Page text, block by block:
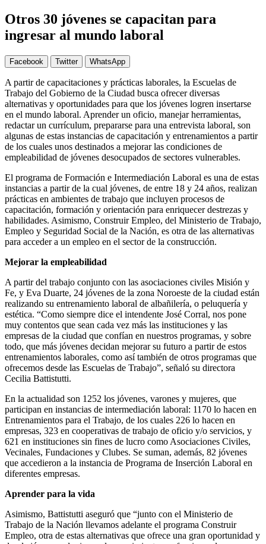
Otros 30 jóvenes se capacitan para
ingresar al mundo laboral
Facebook Twitter WhatsApp
A partir de capacitaciones y prácticas laborales, la Escuelas de
Trabajo del Gobierno de la Ciudad busca ofrecer diversas
alternativas y oportunidades para que los jóvenes logren insertarse
en el mundo laboral. Aprender un oficio, manejar herramientas,
redactar un currículum, prepararse para una entrevista laboral, son
algunas de estas instancias de capacitación y entrenamientos a partir
de los cuales unos destinados a mejorar las condiciones de
empleabilidad de jóvenes desocupados de sectores vulnerables.
El programa de Formación e Intermediación Laboral es una de estas
instancias a partir de la cual jóvenes, de entre 18 y 24 años, realizan
prácticas en ambientes de trabajo que incluyen procesos de
capacitación, formación y orientación para enriquecer destrezas y
habilidades. Asimismo, Construir Empleo, del Ministerio de Trabajo,
Empleo y Seguridad Social de la Nación, es otra de las alternativas
para acceder a un empleo en el sector de la construcción.
Mejorar la empleabilidad
A partir del trabajo conjunto con las asociaciones civiles Misión y
Fe, y Eva Duarte, 24 jóvenes de la zona Noroeste de la ciudad están
realizando su entrenamiento laboral de albañilería, o peluquería y
estética. “Como siempre dice el intendente José Corral, nos pone
muy contentos que sean cada vez más las instituciones y las
empresas de la ciudad que confían en nuestros programas, y sobre
todo, que más jóvenes decidan mejorar su futuro a partir de estos
entrenamientos laborales, como así también de otros programas que
ofrecemos desde las Escuelas de Trabajo”, señaló su directora
Cecilia Battistutti.
En la actualidad son 1252 los jóvenes, varones y mujeres, que
participan en instancias de intermediación laboral: 1170 lo hacen en
Entrenamientos para el Trabajo, de los cuales 226 lo hacen en
empresas, 323 en cooperativas de trabajo de oficio y/o servicios, y
621 en instituciones sin fines de lucro como Asociaciones Civiles,
Vecinales, Fundaciones y Clubes. Se suman, además, 82 jóvenes
que accedieron a la instancia de Programa de Inserción Laboral en
diferentes empresas.
Aprender para la vida
Asimismo, Battistutti aseguró que “junto con el Ministerio de
Trabajo de la Nación llevamos adelante el programa Construir
Empleo, otra de estas alternativas que ofrece una gran oportunidad y